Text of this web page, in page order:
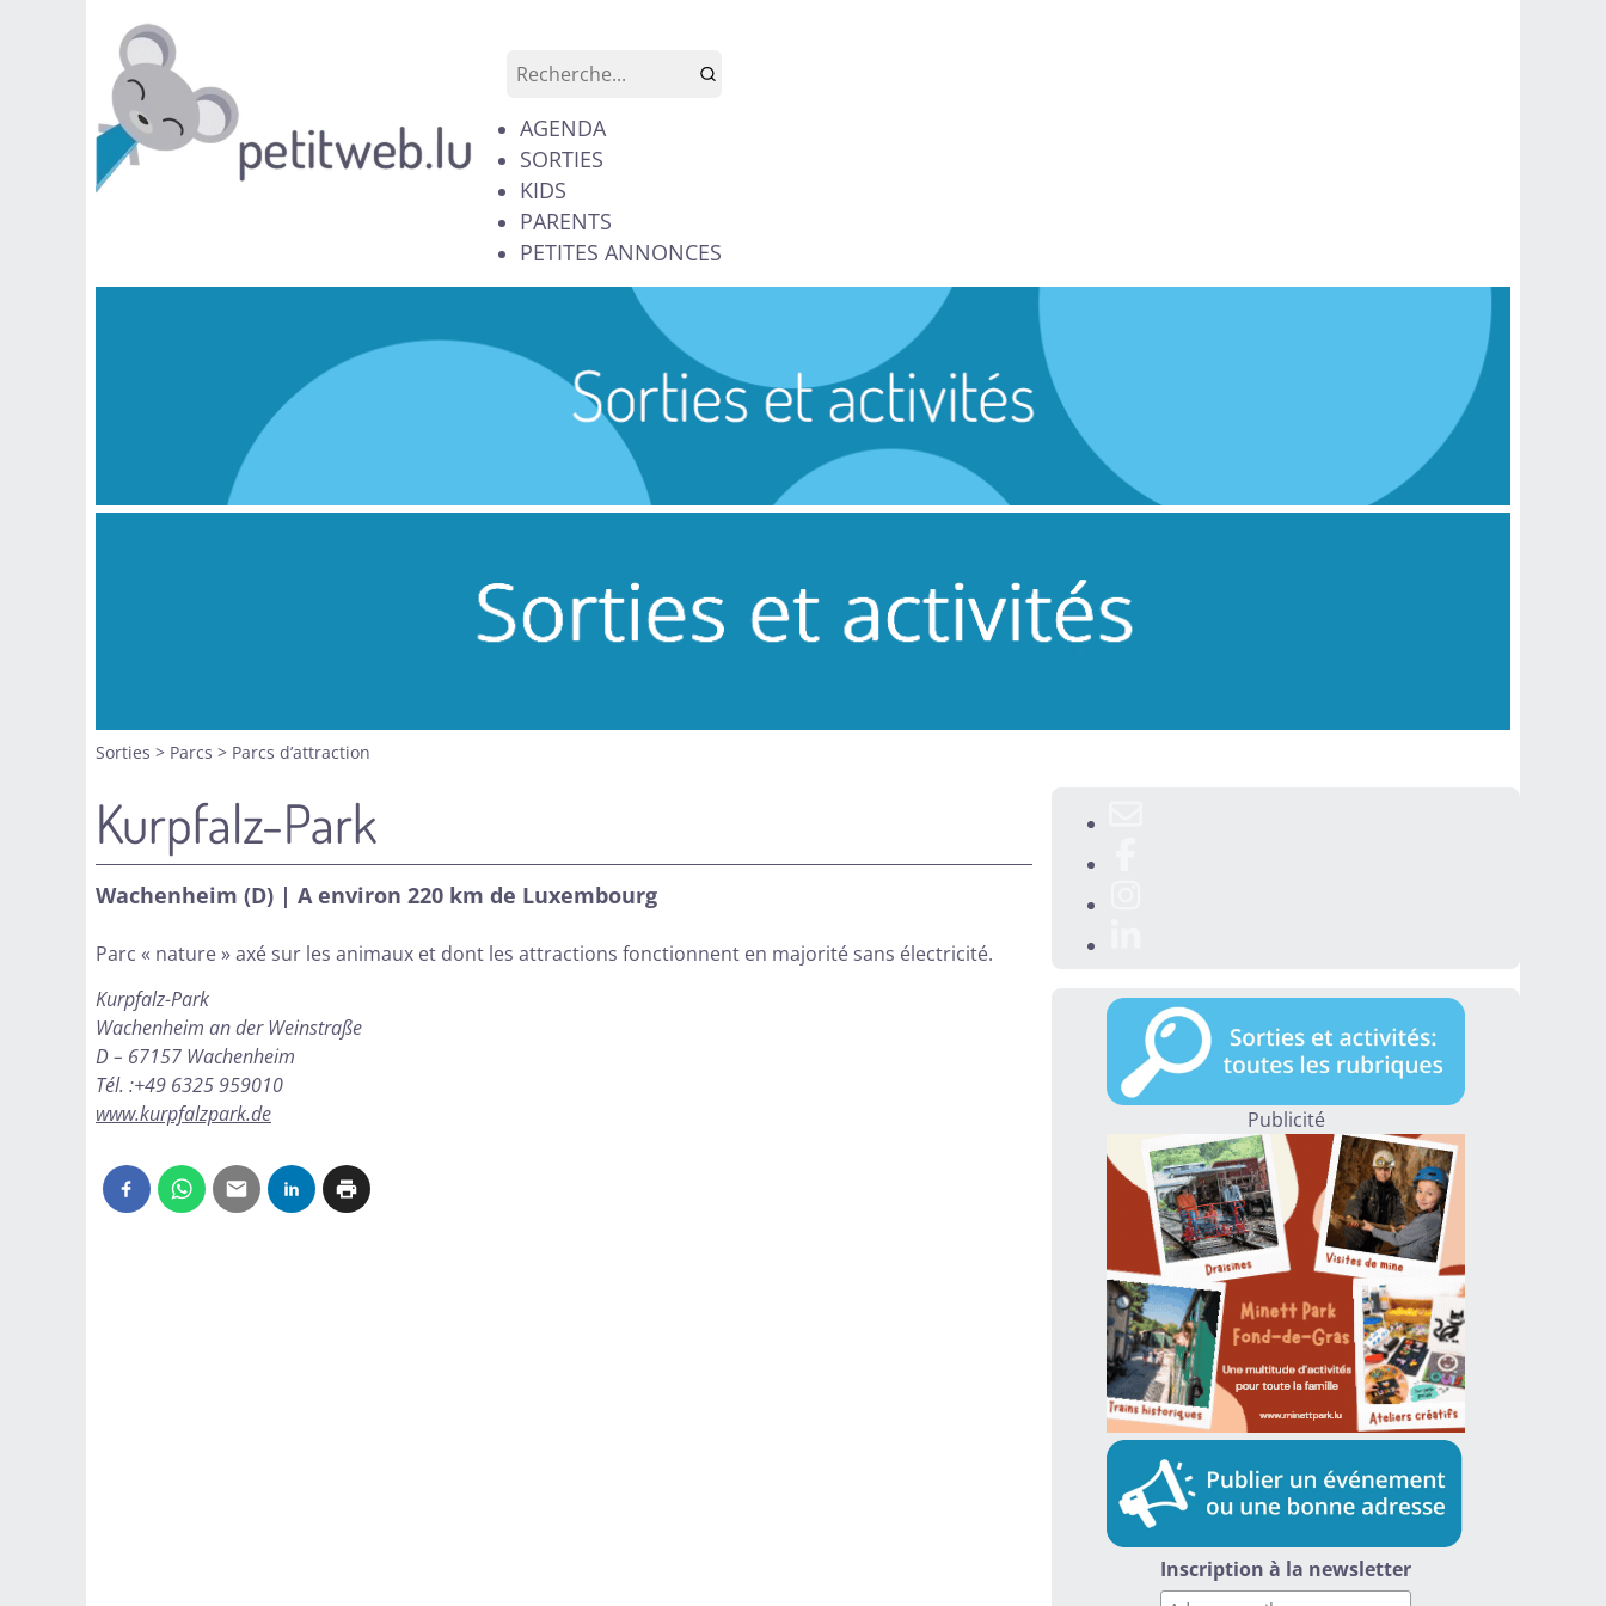
AGENDA
SORTIES
KIDS
PARENTS
PETITES ANNONCES
Sorties > Parcs > Parcs d’attraction
Kurpfalz-Park
Wachenheim (D) | A environ 220 km de Luxembourg
Parc « nature » axé sur les animaux et dont les attractions fonctionnent en majorité sans électricité.
Kurpfalz-Park
Wachenheim an der Weinstraße
D – 67157 Wachenheim
Tél. :+49 6325 959010
www.kurpfalzpark.de
Publicité
Inscription à la newsletter